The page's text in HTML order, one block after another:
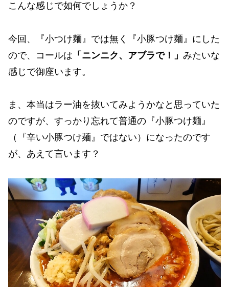
こんな感じで如何でしょうか？
今回、『小つけ麺』では無く『小豚つけ麺』にした
ので、コールは 「ニンニク、アブラで！」 みたいな
感じで御座います。
ま、本当はラー油を抜いてみようかなと思っていた
のですが、すっかり忘れて普通の『小豚つけ麺』
（『辛い小豚つけ麺』ではない）になったのです
が、あえて言います？